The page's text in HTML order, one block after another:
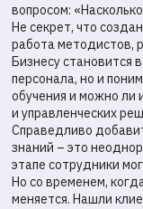
вопросом:
Не секрет, что
работа методистов,
Бизнесу становится
персонала, но и
обучения и можно ли
и управленческих
Справедливо
знаний – это
этапе сотрудники
Но со временем,
меняется. Нашли
Решения
Решения
Партнерская
программа
Мы в социальных